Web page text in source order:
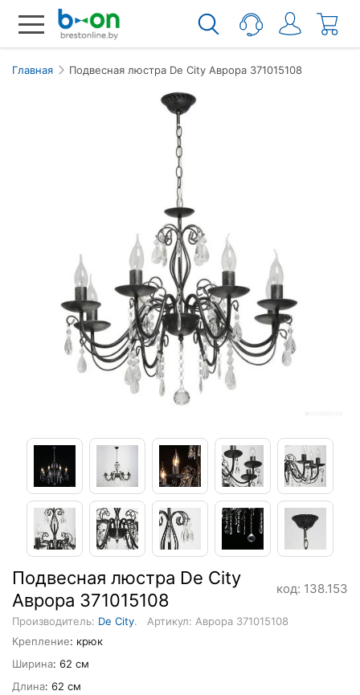
Главная Подвесная люстра De City Аврора 371015108
Подвесная люстра De City
Аврора 371015108
код: 138.153
Производитель: De City.
Артикул: Аврора 371015108
Крепление: крюк
Ширина: 62 см
Длина: 62 см